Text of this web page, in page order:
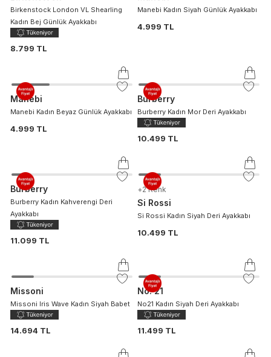
Birkenstock London VL Shearling
Kadın Bej Günlük Ayakkabı
8.799 TL
Manebi Kadın Siyah Günlük Ayakkabı
4.999 TL
Manebi
Manebi Kadın Beyaz Günlük Ayakkabı
4.999 TL
Burberry
Burberry Kadın Mor Deri Ayakkabı
10.499 TL
Burberry
Burberry Kadın Kahverengi Deri
Ayakkabı
11.099 TL
+2 Renk
Si Rossi
Si Rossi Kadın Siyah Deri Ayakkabı
10.499 TL
Missoni
Missoni Iris Wave Kadın Siyah Babet
14.694 TL
No. 21
No21 Kadın Siyah Deri Ayakkabı
11.499 TL